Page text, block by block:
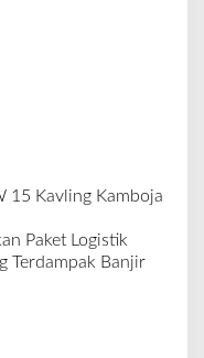
15 Kavling Kamboja
Paket Logistik
Terdampak Banjir